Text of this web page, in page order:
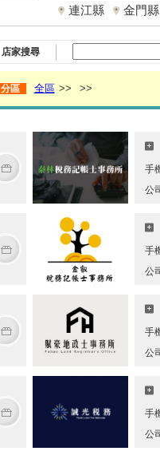
連江縣
金門縣
店家搜尋
分區 全區 >> >>
手
公
手
公
手
公
手
公